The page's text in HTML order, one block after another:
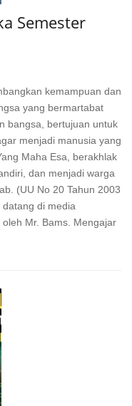
Semester
kemampuan dan
yang bermartabat
bangsa, bertujuan untuk
menjadi manusia yang
Maha Esa, berakhlak
dan menjadi warga
(UU No 20 Tahun 2003
datang di media
Mr. Bams. Mengajar